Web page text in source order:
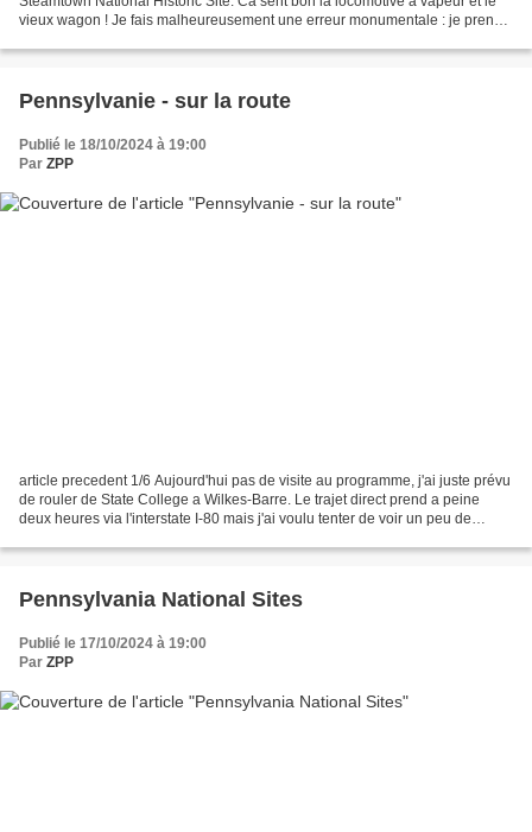
vieux wagon ! Je fais malheureusement une erreur monumentale : je prends
Pennsylvanie - sur la route
Publié le 18/10/2024 à 19:00
Par ZPP
article precedent 1/6 Aujourd'hui pas de visite au programme, j'ai juste prévu
de rouler de State College a Wilkes-Barre. Le trajet direct prend a peine
deux heures via l'interstate I-80 mais j'ai voulu tenter de voir un peu de
Pennsylvania National Sites
Publié le 17/10/2024 à 19:00
Par ZPP